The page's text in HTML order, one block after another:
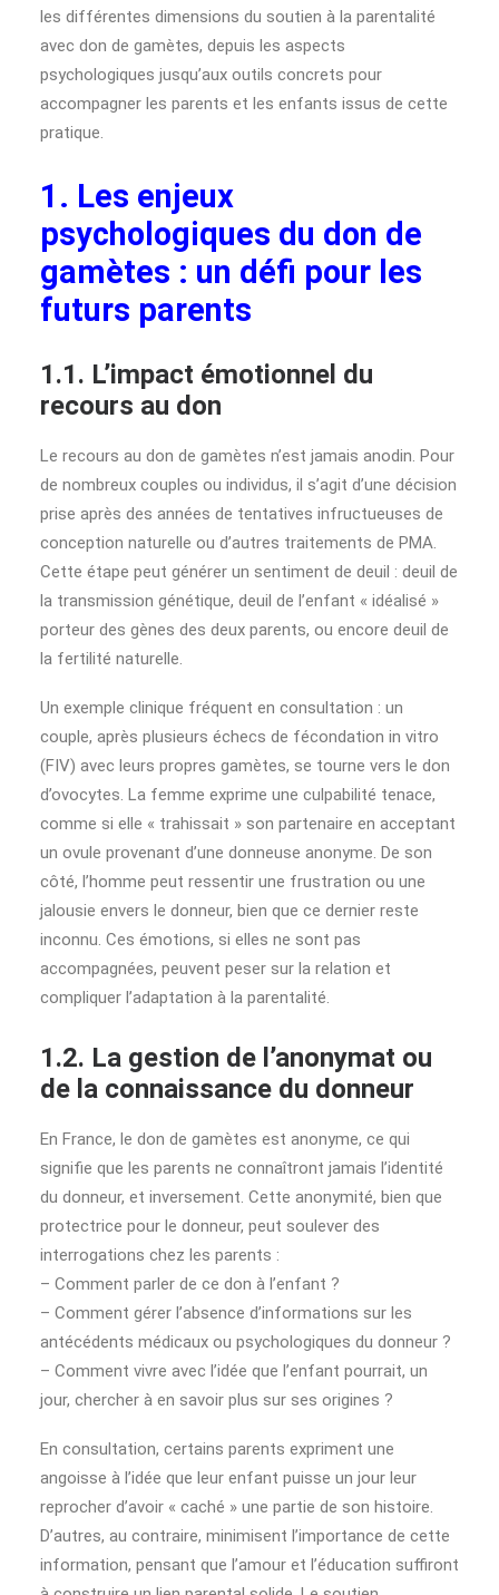
les différentes dimensions du soutien à la parentalité
avec don de gamètes, depuis les aspects
psychologiques jusqu’aux outils concrets pour
accompagner les parents et les enfants issus de cette
pratique.
1. Les enjeux
psychologiques du don de
gamètes : un défi pour les
futurs parents
1.1. L’impact émotionnel du
recours au don
Le recours au don de gamètes n’est jamais anodin. Pour
de nombreux couples ou individus, il s’agit d’une décision
prise après des années de tentatives infructueuses de
conception naturelle ou d’autres traitements de PMA.
Cette étape peut générer un sentiment de deuil : deuil de
la transmission génétique, deuil de l’enfant « idéalisé »
porteur des gènes des deux parents, ou encore deuil de
la fertilité naturelle.
Un exemple clinique fréquent en consultation : un
couple, après plusieurs échecs de fécondation in vitro
(FIV) avec leurs propres gamètes, se tourne vers le don
d’ovocytes. La femme exprime une culpabilité tenace,
comme si elle « trahissait » son partenaire en acceptant
un ovule provenant d’une donneuse anonyme. De son
côté, l’homme peut ressentir une frustration ou une
jalousie envers le donneur, bien que ce dernier reste
inconnu. Ces émotions, si elles ne sont pas
accompagnées, peuvent peser sur la relation et
compliquer l’adaptation à la parentalité.
1.2. La gestion de l’anonymat ou
de la connaissance du donneur
En France, le don de gamètes est anonyme, ce qui
signifie que les parents ne connaîtront jamais l’identité
du donneur, et inversement. Cette anonymité, bien que
protectrice pour le donneur, peut soulever des
interrogations chez les parents :
– Comment parler de ce don à l’enfant ?
– Comment gérer l’absence d’informations sur les
antécédents médicaux ou psychologiques du donneur ?
– Comment vivre avec l’idée que l’enfant pourrait, un
jour, chercher à en savoir plus sur ses origines ?
En consultation, certains parents expriment une
angoisse à l’idée que leur enfant puisse un jour leur
reprocher d’avoir « caché » une partie de son histoire.
D’autres, au contraire, minimisent l’importance de cette
information, pensant que l’amour et l’éducation suffiront